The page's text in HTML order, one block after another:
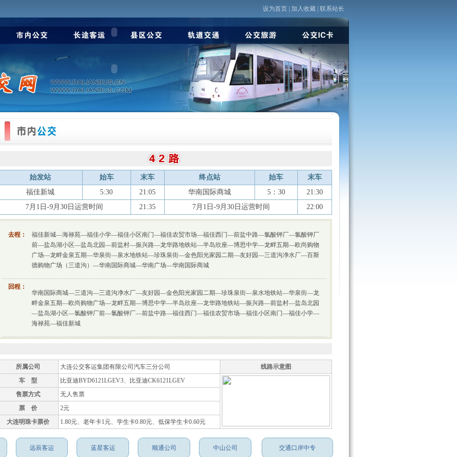
设为首页| 加入收藏| 联系站长
始发站 始车 末车 终点站 始车
末车
福佳新城
5:30 21:05 华南国际商城 5：30
21:30
7月1日-9月30日运营时间
21:35 7月1日-9月30日运营时间 22:00
去程：
福佳新城—海禄苑—福佳小学—福佳小区南门—福佳农贸市场—福佳西门—前盐中路—氯酸钾厂—氯酸钾厂
前—盐岛湖小区—盐岛北园—前盐村—振兴路—龙华路地铁站—半岛欣座—博思中学—龙畔五期—欧尚购物
广场—龙畔金泉五期—华泉街—泉水地铁站—珍珠泉街—金色阳光家园二期—友好园—三道沟净水厂—百斯
德购物广场（三道沟）—华南国际商城—华南广场—华南国际商城
回程：
华南国际商城—三道沟—三道沟净水厂—友好园—金色阳光家园二期—珍珠泉街—泉水地铁站—华泉街—龙
畔金泉五期—欧尚购物广场—龙畔五期—博思中学—半岛欣座—龙华路地铁站—振兴路—前盐村—盐岛北园
—盐岛湖小区—氯酸钾厂前—氯酸钾厂—前盐中路—福佳西门—福佳农贸市场—福佳小区南门—福佳小学—
海禄苑—福佳新城
所属公司 大连公交客运集团有限公司汽车三分公司
线路示意图
车 型
比亚迪BYD6121LGEV3、比亚迪CK6121LGEV
售票方式
无人售票
票 价
2元
大连明珠卡票价
1.80元、老年卡1元、学生卡0.80元、低保学生卡0.60元
远辰客运 蓝星客运 顺通公司 中山公司 交通口岸中专